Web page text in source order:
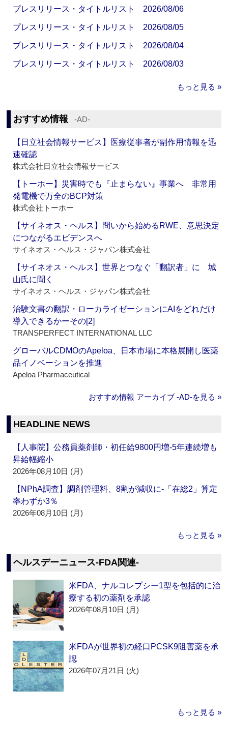
プレスリリース・タイトルリスト 2026/08/06
プレスリリース・タイトルリスト 2026/08/05
プレスリリース・タイトルリスト 2026/08/04
プレスリリース・タイトルリスト 2026/08/03
もっと見る »
おすすめ情報 ‐AD‐
【日立社会情報サービス】医療従事者が副作用情報を迅
速確認
株式会社日立社会情報サービス
【トーホー】災害時でも『止まらない』事業へ 非常用
発電機で万全のBCP対策
株式会社トーホー
【サイネオス・ヘルス】問いから始めるRWE、意思決定
につながるエビデンスへ
サイネオス・ヘルス・ジャパン株式会社
【サイネオス・ヘルス】世界とつなぐ「翻訳者」に 城
山氏に聞く
サイネオス・ヘルス・ジャパン株式会社
治験文書の翻訳・ローカライゼーションにAIをどれだけ
導入できるかーその[2]
TRANSPERFECT INTERNATIONAL LLC
グローバルCDMOのApeloa、日本市場に本格展開し医薬
品イノベーションを推進
Apeloa Pharmaceutical
おすすめ情報 アーカイブ ‐AD‐を見る »
HEADLINE NEWS
【人事院】公務員薬剤師・初任給9800円増‐5年連続増も
昇給幅縮小
2026年08月10日 (月)
【NPhA調査】調剤管理料、8割が減収に‐「在総2」算定
率わずか3％
2026年08月10日 (月)
もっと見る »
ヘルスデーニュース‐FDA関連‐
米FDA、ナルコレプシー1型を包括的に治
療する初の薬剤を承認
2026年08月10日 (月)
米FDAが世界初の経口PCSK9阻害薬を承
認
2026年07月21日 (火)
もっと見る »